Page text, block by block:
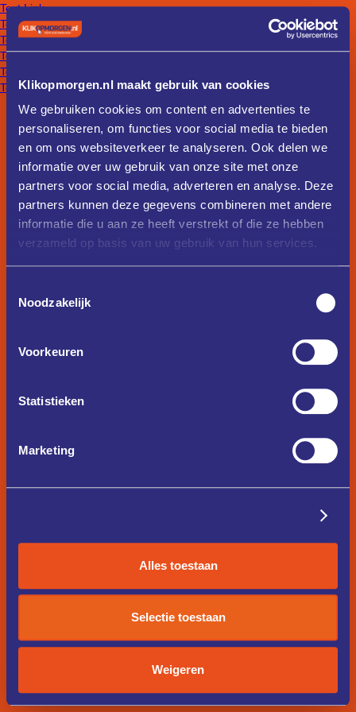
Klikopmorgen.nl maakt gebruik van cookies
We gebruiken cookies om content en advertenties te
personaliseren, om functies voor social media te bieden
en om ons websiteverkeer te analyseren. Ook delen we
informatie over uw gebruik van onze site met onze
partners voor social media, adverteren en analyse. Deze
partners kunnen deze gegevens combineren met andere
informatie die u aan ze heeft verstrekt of die ze hebben
verzameld op basis van uw gebruik van hun services.
Noodzakelijk
Voorkeuren
Statistieken
Marketing
Alles toestaan
Selectie toestaan
Weigeren
Text Link
Text Link
Text Link
Text Link
Text Link
Text Link